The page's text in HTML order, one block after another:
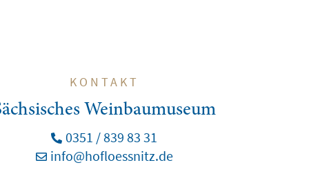
KONTAKT
Weinbaumuseum
0351 / 839 83 31
info@hofloessnitz.de